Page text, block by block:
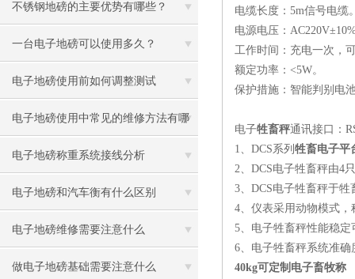
不锈钢地磅的主要优势有哪些？
一台电子地磅可以使用多久？
电子地磅使用前如何调整测试
电子地磅使用中常见的维修方法有哪
些
电子地磅称重系统接线分析
电子地磅和汽车衡有什么区别
电子地磅维修需要注意什么
做电子地磅基础需要注意什么
电缆长度：5m信号电缆
电源电压：
工作时间：充电一次，
额定功率：<5W。
保护措施：智能判别电
电子牲畜秤通讯接口：
1、DCS系列 牲畜电子平
2、DCS电子牲畜秤由4
3、DCS电子牲畜秤于
4、仪表采用动物模式
5、电子牲畜秤性能稳
6、电子牲畜秤系统准
40kg可定制电子畜牧称